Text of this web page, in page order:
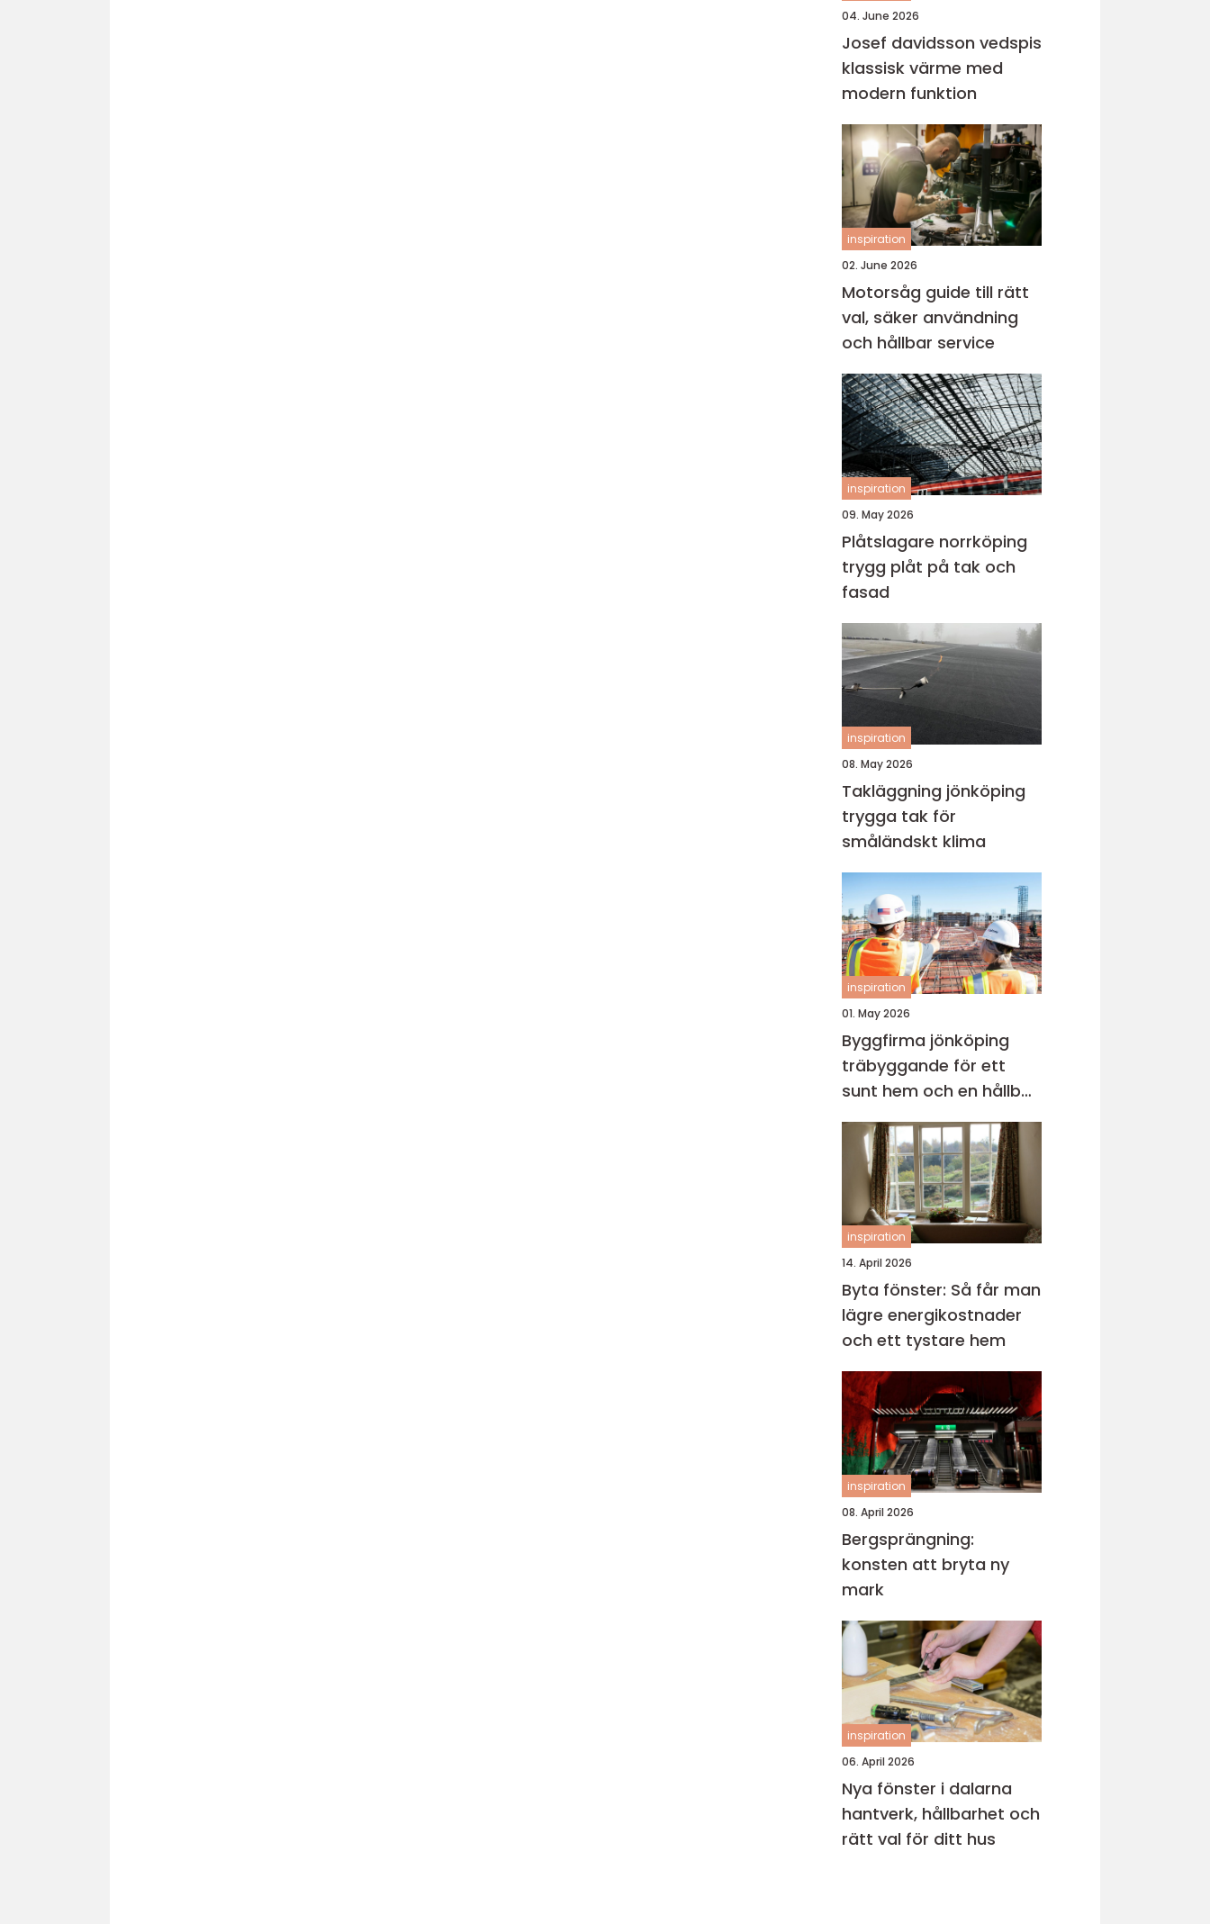
04. June 2026
Josef davidsson vedspis
klassisk värme med
modern funktion
inspiration
02. June 2026
Motorsåg guide till rätt
val, säker användning
och hållbar service
inspiration
09. May 2026
Plåtslagare norrköping
trygg plåt på tak och
fasad
inspiration
08. May 2026
Takläggning jönköping
trygga tak för
småländskt klima
inspiration
01. May 2026
Byggfirma jönköping
träbyggande för ett
sunt hem och en hållbar
framtid
inspiration
14. April 2026
Byta fönster: Så får man
lägre energikostnader
och ett tystare hem
inspiration
08. April 2026
Bergsprängning:
konsten att bryta ny
mark
inspiration
06. April 2026
Nya fönster i dalarna
hantverk, hållbarhet och
rätt val för ditt hus